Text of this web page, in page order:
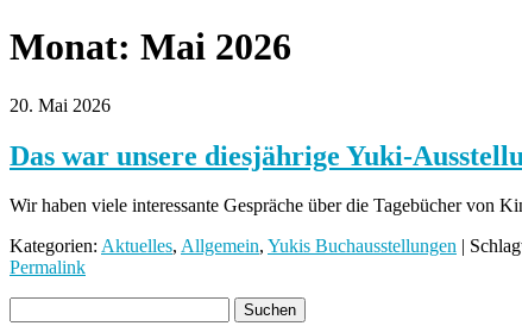
Monat: Mai 2026
20. Mai 2026
Das war unsere diesjährige Yuki-
Wir haben viele interessante Gespräche über die Tagebücher von
Kategorien: Aktuelles, Allgemein, Yukis Buchausstellungen |
Permalink